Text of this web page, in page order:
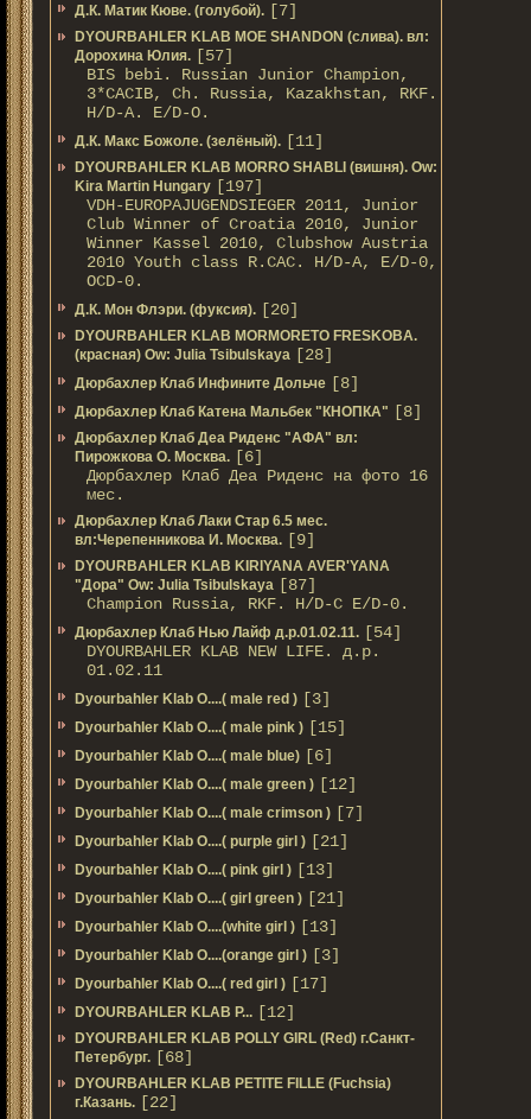
Д.К. Матик Кюве. (голубой). [7]
DYOURBAHLER KLAB MOE SHANDON (слива). вл:
Дорохина Юлия. [57]
BIS bebi. Russian Junior Champion,
3*САСIB, Ch. Russia, Kazakhstan, RKF.
Н/D-A. E/D-O.
Д.К. Макс Божоле. (зелёный). [11]
DYOURBAHLER KLAB MORRO SHABLI (вишня). Ow:
Kira Martin Hungary [197]
VDH-EUROPAJUGENDSIEGER 2011, Junior
Club Winner of Croatia 2010, Junior
Winner Kassel 2010, Clubshow Austria
2010 Youth class R.CAC. Н/D-A, E/D-0,
OCD-0.
Д.К. Мон Флэри. (фуксия). [20]
DYOURBAHLER KLAB MORMORETO FRESKOBA.
(красная) Ow: Julia Tsibulskaya [28]
Дюрбахлер Клаб Инфините Дольче [8]
Дюрбахлер Клаб Катена Мальбек "КНОПКА" [8]
Дюрбахлер Клаб Деа Риденс "АФА" вл:
Пирожкова О. Москва. [6]
Дюрбахлер Клаб Деа Риденс на фото 16
мес.
Дюрбахлер Клаб Лаки Стар 6.5 мес.
вл:Черепенникова И. Москва. [9]
DYOURBAHLER KLAB KIRIYANA AVER'YANA
"Дора" Ow: Julia Tsibulskaya [87]
Champion Russia, RKF. H/D-С E/D-0.
Дюрбахлер Клаб Нью Лайф д.р.01.02.11. [54]
DYOURBAHLER KLAB NEW LIFE. д.р.
01.02.11
Dyourbahler Klab O....( male red ) [3]
Dyourbahler Klab O....( male pink ) [15]
Dyourbahler Klab O....( male blue) [6]
Dyourbahler Klab O....( male green ) [12]
Dyourbahler Klab O....( male crimson ) [7]
Dyourbahler Klab O....( purple girl ) [21]
Dyourbahler Klab O....( pink girl ) [13]
Dyourbahler Klab O....( girl green ) [21]
Dyourbahler Klab O....(white girl ) [13]
Dyourbahler Klab O....(orange girl ) [3]
Dyourbahler Klab O....( red girl ) [17]
DYOURBAHLER KLAB P... [12]
DYOURBAHLER KLAB POLLY GIRL (Red) г.Санкт-
Петербург. [68]
DYOURBAHLER KLAB PETITE FILLE (Fuchsia)
г.Казань. [22]